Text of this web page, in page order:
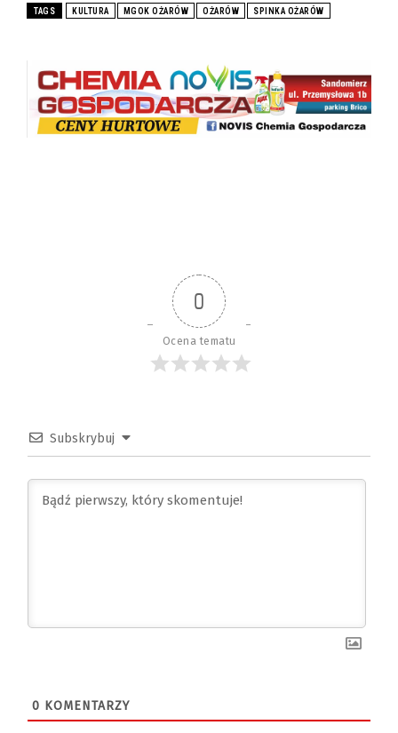
TAGS KULTURA MGOK OŻARÓW OŻARÓW SPINKA OŻARÓW
0
Ocena tematu
Subskrybuj
0 KOMENTARZY